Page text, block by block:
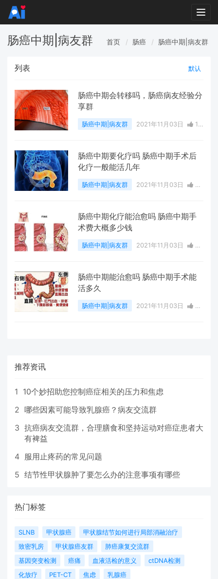
肠癌中期|病友群 首页 肠癌 肠癌中期|病友群
列表 默认
肠癌中期会转移吗，肠癌病友经验分
享群
肠癌中期|病友群 2021年11月03日
1
肠癌中期要化疗吗 肠癌中期手术后
化疗一般能活几年
肠癌中期|病友群 2021年11月03日
0
肠癌中期化疗能治愈吗 肠癌中期手
术费大概多少钱
肠癌中期|病友群 2021年11月03日
0
肠癌中期能治愈吗 肠癌中期手术能
活多久
肠癌中期|病友群 2021年11月03日
0
推荐资讯
1 10个妙招助您控制癌症相关的压力和焦虑
2 哪些因素可能导致乳腺癌？病友交流群
3 抗癌病友交流群，合理膳食和坚持运动对癌症患者大
有裨益
4 服用止疼药的常见问题
5 结节性甲状腺肿了要怎么办的注意事项有哪些
热门标签
SLNB 甲状腺癌
甲状腺结节如何进行局部消融治疗
致密乳房
甲状腺癌友群
肺癌康复交流群
基因突变检测
癌痛 血液活检的意义
ctDNA检测
化放疗
PET-CT 焦虑
乳腺癌